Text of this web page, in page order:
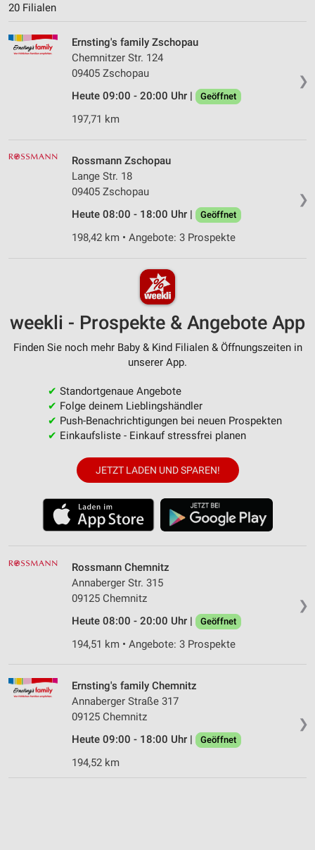
20 Filialen
❯
Ernsting's family Zschopau
Chemnitzer Str. 124
09405 Zschopau
Heute 09:00 - 20:00 Uhr |
Geöffnet
197,71 km
❯
Rossmann Zschopau
Lange Str. 18
09405 Zschopau
Heute 08:00 - 18:00 Uhr |
Geöffnet
198,42 km • Angebote: 3 Prospekte
weekli - Prospekte & Angebote App
Finden Sie noch mehr Baby & Kind Filialen & Öffnungszeiten in
unserer App.
✔ Standortgenaue Angebote
✔ Folge deinem Lieblingshändler
✔ Push-Benachrichtigungen bei neuen Prospekten
✔ Einkaufsliste - Einkauf stressfrei planen
JETZT LADEN UND SPAREN!
❯
Rossmann Chemnitz
Annaberger Str. 315
09125 Chemnitz
Heute 08:00 - 20:00 Uhr |
Geöffnet
194,51 km • Angebote: 3 Prospekte
❯
Ernsting's family Chemnitz
Annaberger Straße 317
09125 Chemnitz
Heute 09:00 - 18:00 Uhr |
Geöffnet
194,52 km